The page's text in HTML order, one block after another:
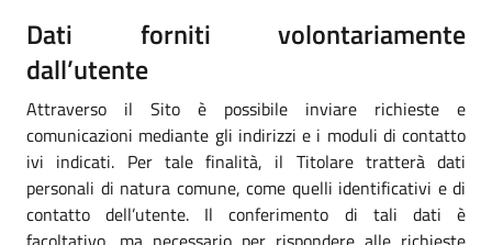
Dati forniti volontariamente
dall’utente
Attraverso il Sito è possibile inviare richieste e
comunicazioni mediante gli indirizzi e i moduli di contatto
ivi indicati. Per tale finalità, il Titolare tratterà dati
personali di natura comune, come quelli identificativi e di
contatto dell’utente. Il conferimento di tali dati è